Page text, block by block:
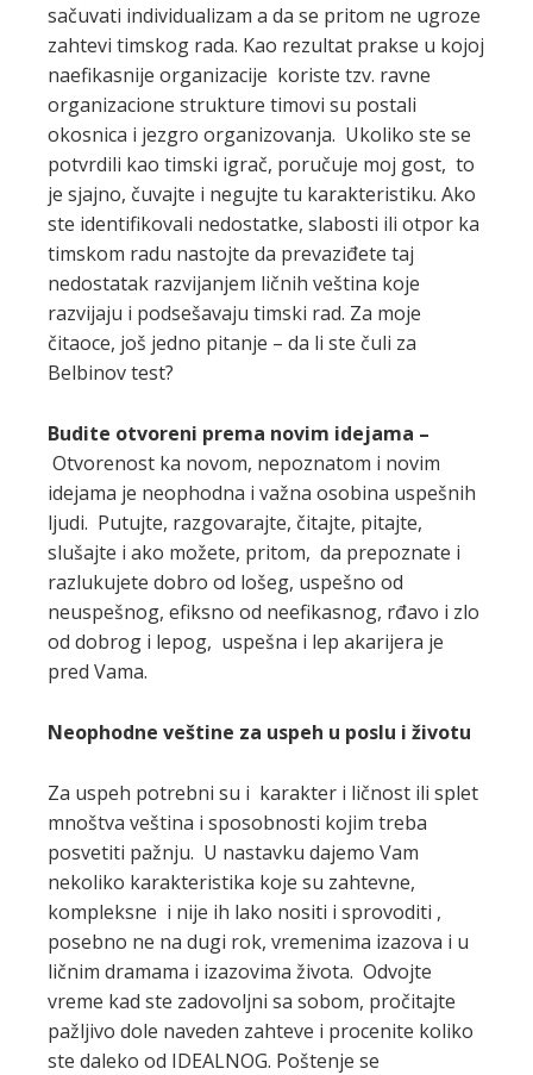
sačuvati individualizam a da se pritom ne ugroze
zahtevi timskog rada. Kao rezultat prakse u kojoj
naefikasnije organizacije koriste tzv. ravne
organizacione strukture timovi su postali
okosnica i jezgro organizovanja. Ukoliko ste se
potvrdili kao timski igrač, poručuje moj gost, to
je sjajno, čuvajte i negujte tu karakteristiku. Ako
ste identifikovali nedostatke, slabosti ili otpor ka
timskom radu nastojte da prevaziđete taj
nedostatak razvijanjem ličnih veština koje
razvijaju i podsešavaju timski rad. Za moje
čitaoce, još jedno pitanje – da li ste čuli za
Belbinov test?
Budite otvoreni prema novim idejama –
Otvorenost ka novom, nepoznatom i novim
idejama je neophodna i važna osobina uspešnih
ljudi. Putujte, razgovarajte, čitajte, pitajte,
slušajte i ako možete, pritom, da prepoznate i
razlukujete dobro od lošeg, uspešno od
neuspešnog, efiksno od neefikasnog, rđavo i zlo
od dobrog i lepog, uspešna i lep akarijera je
pred Vama.
Neophodne veštine za uspeh u poslu i životu
Za uspeh potrebni su i karakter i ličnost ili splet
mnoštva veština i sposobnosti kojim treba
posvetiti pažnju. U nastavku dajemo Vam
nekoliko karakteristika koje su zahtevne,
kompleksne i nije ih lako nositi i sprovoditi ,
posebno ne na dugi rok, vremenima izazova i u
ličnim dramama i izazovima života. Odvojte
vreme kad ste zadovoljni sa sobom, pročitajte
pažljivo dole naveden zahteve i procenite koliko
ste daleko od IDEALNOG. Poštenje se